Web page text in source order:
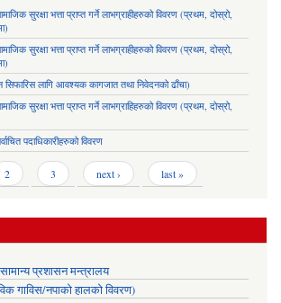
सुरक्षा भत्ता प्राप्त गर्ने लाभग्राहीहरुको विवरण (प्रथम, दोस्रो,
सुरक्षा भत्ता प्राप्त गर्ने लाभग्राहीहरुको विवरण (प्रथम, दोस्रो,
सिफारिस लागि आवश्यक कागजात तथा निवेदनको ढाँचा)
सुरक्षा भत्ता प्राप्त गर्ने लाभग्राहिहरुको विवरण (प्रथम, दोस्रो,
पदाधिकारीहरुको विवरण
2 3 next › last »
प्रशासन मन्त्रालय
गाविस/नपाको हालको विवरण)